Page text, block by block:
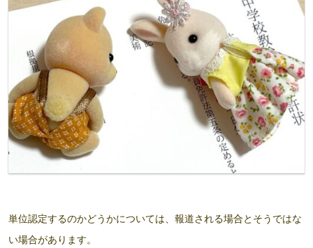
単位認定するのかどうかについては、報道される場合とそうではな
い場合があります。